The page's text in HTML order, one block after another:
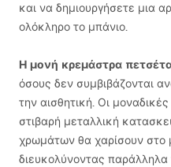
και να δημιουργήσετε μια
ολόκληρο το μπάνιο.
Η μονή κρεμάστρα
όσους δεν συμβιβάζονται
την αισθητική. Οι
στιβαρή μεταλλική
χρωμάτων θα χαρίσουν στο
διευκολύνοντας παράλληλα